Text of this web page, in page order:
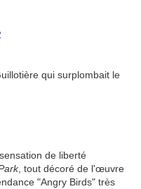
qui surplombait le
de liberté
, tout décoré de l'œuvre
"Angry Birds" très